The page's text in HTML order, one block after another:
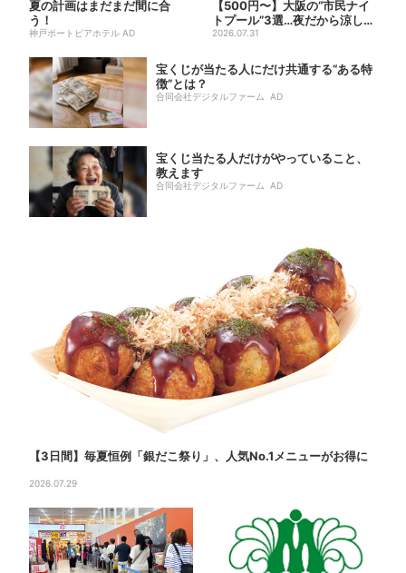
夏の計画はまだまだ間に合
う！
神戸ポートピアホテル AD
【500円〜】大阪の“市民ナイ
トプール”3選…夜だから涼しい
＆コスパ最強
2026.07.31
宝くじが当たる人にだけ共通する“ある特
徴”とは？
合同会社デジタルファーム AD
宝くじ当たる人だけがやっていること、
教えます
合同会社デジタルファーム AD
【3日間】毎夏恒例「銀だこ祭り」、人気No.1メニューがお得に
2026.07.29